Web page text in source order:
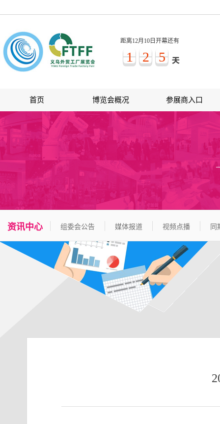
距离12月10日开幕还有
1 2 5
首页 博览会概况 参展商入口
资讯中心 组委会公告 媒体报道 视频点播 同